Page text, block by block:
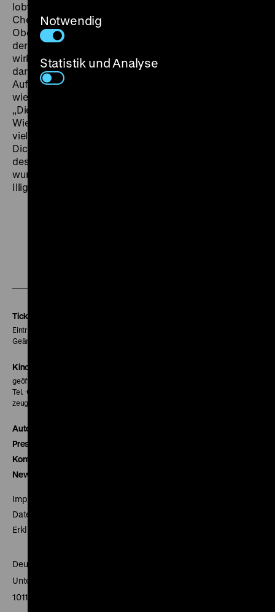
lobte Dorothea Roth auch die Arbeit des
Chefkameramanns, eines Unterzeichners des
Oberhausener Manifests: „Das Sichbefreien während
der Begegnungen mit Seelig, die Wiedergeburt des
wirklichen Walsers sozusagen, vollzieht sich für uns
dank der unterschiedslosen Nähe und
Aufmerksamkeit der Kamera, die Pitt Koch so sensibel
wie selten führt, von Szene zu Szene.“ Sie resümierte:
„Dieser Film über Robert Walser ist weniger die
Wiederbegegnung mit einem Dichter, der Vorbild für
viele war und ist, sondern Einsicht in das Wesen des
Dichters überhaupt.“ Für diese Produktion, die im Jahr
des hundertsten Geburtstags Walsers erstgesendet
wurde, erhielten Adlon und der Walser-Darsteller Rolf
Illig den Adolf-Grimme-Preis mit Gold. (gym)
Tickets
Eintritt 5 €
Geänderte Preise sind im Programm vermerkt.
Kinokasse
geöffnet 30 Minuten vor Beginn der ersten Vorstellung
Tel. + 49 30 20304-770
zeughauskino@dhm.de
Autor*innen
Presse
Kontakt
Newsletter
Impressum
Datenschutz
Erklärung digitale Barrierefreiheit
Deutsches Historisches Museum
Unter den Linden 2
10117 Berlin
Notwendig
Statistik und Analyse